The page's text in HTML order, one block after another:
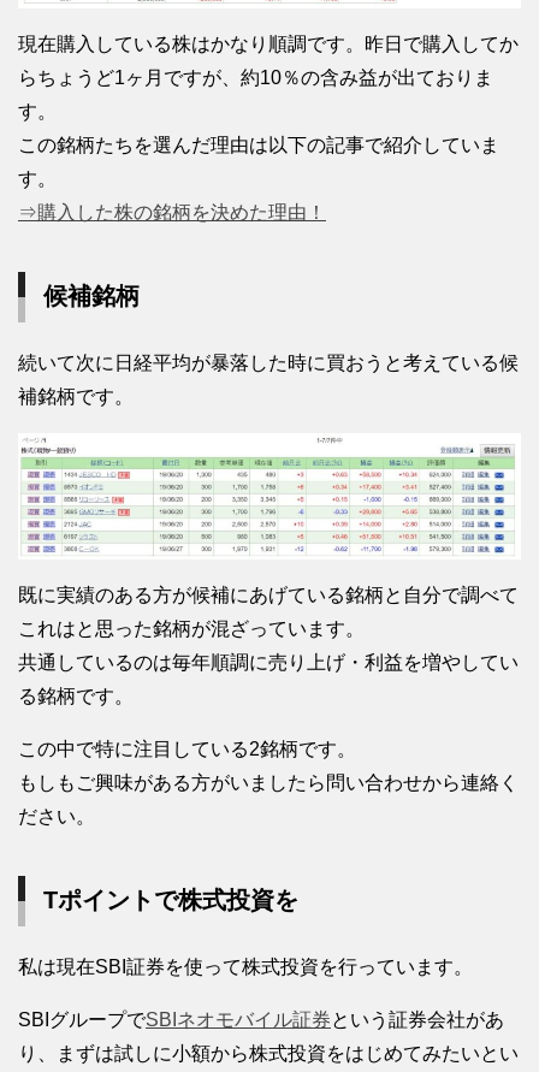
現在購入している株はかなり順調です。昨日で購入してか
らちょうど1ヶ月ですが、約10％の含み益が出ておりま
す。
この銘柄たちを選んだ理由は以下の記事で紹介していま
す。
⇒購入した株の銘柄を決めた理由！
候補銘柄
続いて次に日経平均が暴落した時に買おうと考えている候
補銘柄です。
既に実績のある方が候補にあげている銘柄と自分で調べて
これはと思った銘柄が混ざっています。
共通しているのは毎年順調に売り上げ・利益を増やしてい
る銘柄です。
この中で特に注目している2銘柄です。
もしもご興味がある方がいましたら問い合わせから連絡く
ださい。
Tポイントで株式投資を
私は現在SBI証券を使って株式投資を行っています。
SBIグループでSBIネオモバイル証券という証券会社があ
り、まずは試しに小額から株式投資をはじめてみたいとい